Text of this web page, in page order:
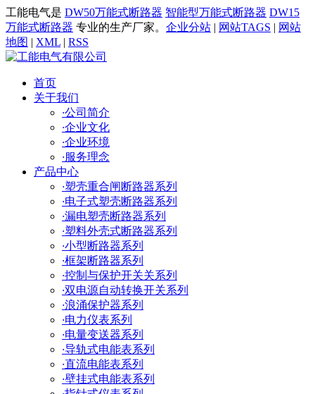
工能电气是 DW50万能式断路器 智能型万能式断路器 DW15
万能式断路器 专业的生产厂家。 企业分站 | 网站TAGS | 网站
地图 | XML | RSS
首页
关于我们
·公司简介
·企业文化
·企业环境
·服务理念
产品中心
·塑壳重合闸断路器系列
·电子式塑壳断路器系列
·漏电塑壳断路器系列
·塑料外壳式断路器系列
·小型断路器系列
·框架断路器系列
·控制与保护开关关系列
·双电源自动转换开关系列
·浪涌保护器系列
·电力仪表系列
·电量变送器系列
·导轨式电能表系列
·直流电能表系列
·壁挂式电能表系列